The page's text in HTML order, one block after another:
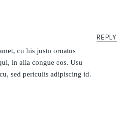
cu his justo ornatus
in alia congue eos. Usu
sed periculis adipiscing id.
REPLY